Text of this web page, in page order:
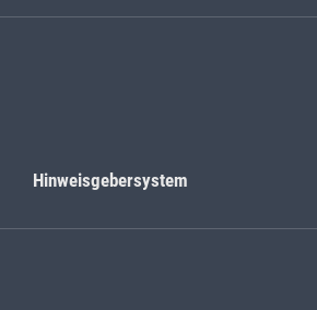
Hinweisgebersystem